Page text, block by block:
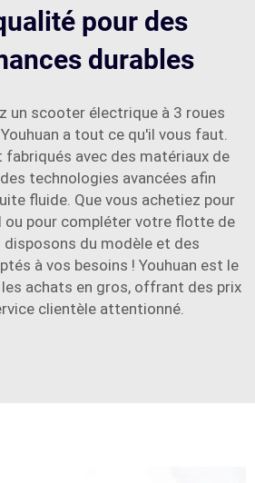
pour des
durables
un scooter électrique à 3 roues
a tout ce qu'il vous faut.
avec des matériaux de
technologies avancées afin
fluide. Que vous achetiez pour
ou pour compléter votre flotte de
disposons du modèle et des
à vos besoins ! Youhuan est le
achats en gros, offrant des prix
clientèle attentionné.